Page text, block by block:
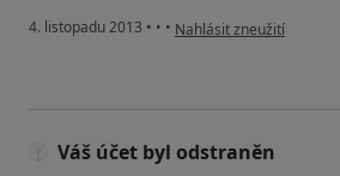
4. listopadu 2013 • • • podle názoru uživatele
Nahlásit zneužití
Váš účet byl odstraněn